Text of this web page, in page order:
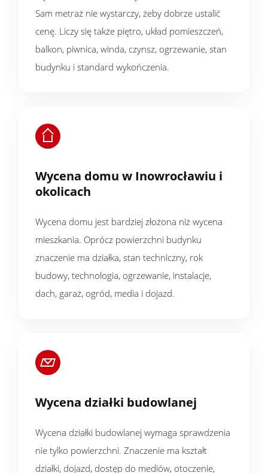
Sam metraż nie wystarczy, żeby dobrze ustalić
cenę. Liczy się także piętro, układ pomieszczeń,
balkon, piwnica, winda, czynsz, ogrzewanie, stan
budynku i standard wykończenia.
Wycena domu w Inowrocławiu i
okolicach
Wycena domu jest bardziej złożona niż wycena
mieszkania. Oprócz powierzchni budynku
znaczenie ma działka, stan techniczny, rok
budowy, technologia, ogrzewanie, instalacje,
dach, garaż, ogród, media i dojazd.
Wycena działki budowlanej
Wycena działki budowlanej wymaga sprawdzenia
nie tylko powierzchni. Znaczenie ma kształt
działki, dojazd, dostęp do mediów, otoczenie,